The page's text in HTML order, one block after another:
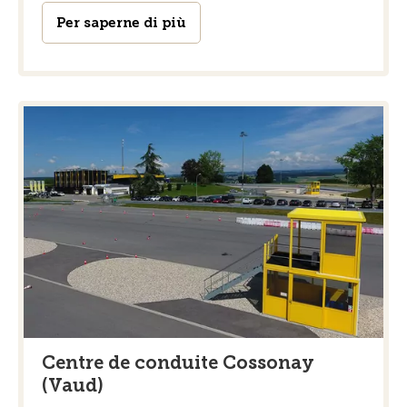
Per saperne di più
Centre de conduite Cossonay
(Vaud)